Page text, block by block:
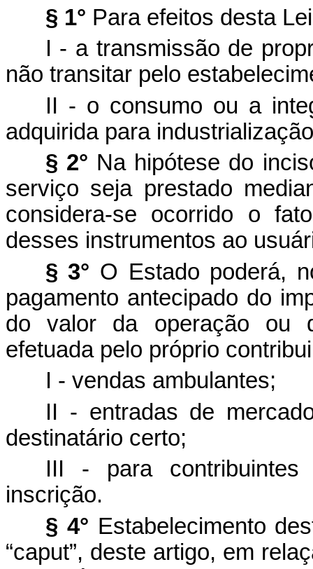
§ 1° Para efeitos desta
I - a transmissão de
não transitar pelo
II - o consumo ou a
adquirida para
§ 2° Na hipótese do
serviço seja prestado
considera-se ocorrido o
desses instrumentos ao
§ 3° O Estado poderá,
pagamento antecipado do
do valor da operação ou
efetuada pelo próprio
I - vendas ambulantes;
II - entradas de
destinatário certo;
III - para
inscrição.
§ 4° Estabelecimento
“caput”, deste artigo, em